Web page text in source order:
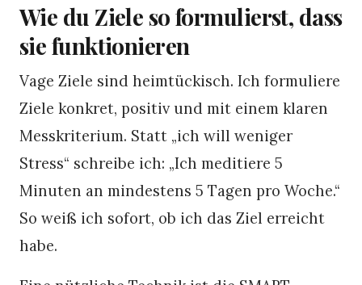
Wie du Ziele so formulierst, dass
sie funktionieren
Vage Ziele sind heimtückisch. Ich formuliere
Ziele konkret, positiv und mit einem klaren
Messkriterium. Statt „ich will weniger
Stress“ schreibe ich: „Ich meditiere 5
Minuten an mindestens 5 Tagen pro Woche.“
So weiß ich sofort, ob ich das Ziel erreicht
habe.